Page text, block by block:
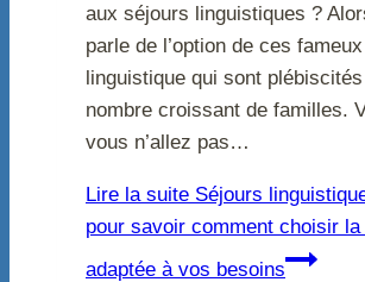
aux séjours linguistiques ?
parle de l’option de ces
linguistique qui sont
nombre croissant de familles.
vous n’allez pas…
Lire la suite Séjours
pour savoir comment choisir
adaptée à vos besoins